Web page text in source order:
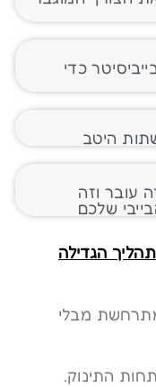
כדי
היטב
עובר וזה
שלכם
הגדילה
מבלי
התינוק.